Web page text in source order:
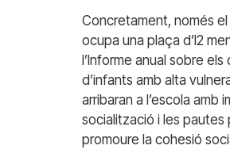
Concretament, només el
ocupa una plaça d’I2
l’Informe anual sobre
d’infants amb alta
arribaran a l’escola
socialització i les pautes
promoure la cohesió